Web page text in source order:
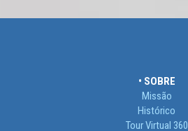
• SOBRE
Missão
Histórico
Tour Virtual 360